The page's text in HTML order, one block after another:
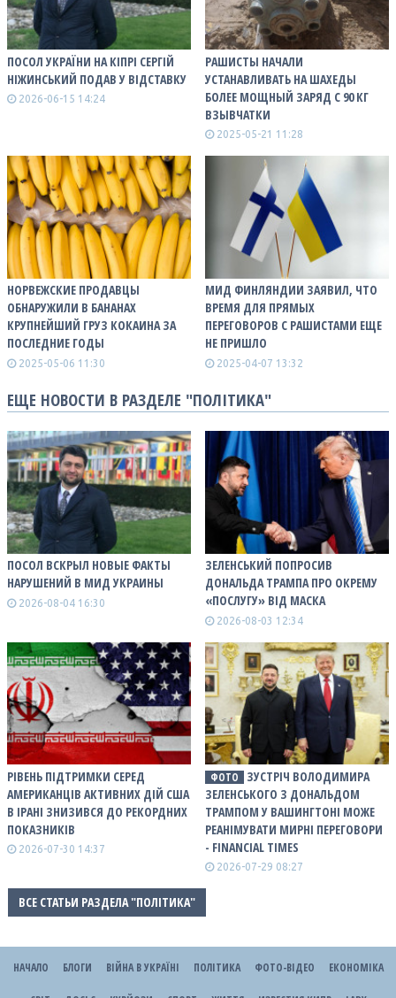
ПОСОЛ УКРАЇНИ НА КІПРІ СЕРГІЙ
НІЖИНСЬКИЙ ПОДАВ У ВІДСТАВКУ
2026-06-15 14:24
РАШИСТЫ НАЧАЛИ
УСТАНАВЛИВАТЬ НА ШАХЕДЫ
БОЛЕЕ МОЩНЫЙ ЗАРЯД С 90 КГ
ВЗЫВЧАТКИ
2025-05-21 11:28
НОРВЕЖСКИЕ ПРОДАВЦЫ
ОБНАРУЖИЛИ В БАНАНАХ
КРУПНЕЙШИЙ ГРУЗ КОКАИНА ЗА
ПОСЛЕДНИЕ ГОДЫ
2025-05-06 11:30
МИД ФИНЛЯНДИИ ЗАЯВИЛ, ЧТО
ВРЕМЯ ДЛЯ ПРЯМЫХ
ПЕРЕГОВОРОВ С РАШИСТАМИ ЕЩЕ
НЕ ПРИШЛО
2025-04-07 13:32
ЕЩЕ НОВОСТИ В РАЗДЕЛЕ "ПОЛІТИКА"
ПОСОЛ ВСКРЫЛ НОВЫЕ ФАКТЫ
НАРУШЕНИЙ В МИД УКРАИНЫ
2026-08-04 16:30
ЗЕЛЕНСЬКИЙ ПОПРОСИВ
ДОНАЛЬДА ТРАМПА ПРО ОКРЕМУ
«ПОСЛУГУ» ВІД МАСКА
2026-08-03 12:34
РІВЕНЬ ПІДТРИМКИ СЕРЕД
АМЕРИКАНЦІВ АКТИВНИХ ДІЙ США
В ІРАНІ ЗНИЗИВСЯ ДО РЕКОРДНИХ
ПОКАЗНИКІВ
2026-07-30 14:37
ФОТО
ЗУСТРІЧ ВОЛОДИМИРА
ЗЕЛЕНСЬКОГО З ДОНАЛЬДОМ
ТРАМПОМ У ВАШИНГТОНІ МОЖЕ
РЕАНІМУВАТИ МИРНІ ПЕРЕГОВОРИ
- FINANCIAL TIMES
2026-07-29 08:27
ВСЕ СТАТЬИ РАЗДЕЛА "ПОЛІТИКА"
НАЧАЛО БЛОГИ ВІЙНА В УКРАЇНІ ПОЛІТИКА ФОТО-ВІДЕО ЕКОНОМІКА